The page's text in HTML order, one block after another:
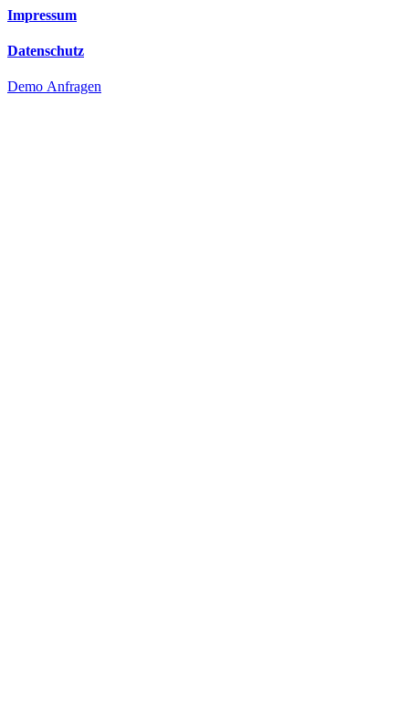
Impressum
Datenschutz
Demo Anfragen